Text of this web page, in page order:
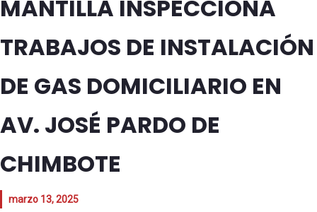
MANTILLA INSPECCIONA
TRABAJOS DE INSTALACIÓN
DE GAS DOMICILIARIO EN
AV. JOSÉ PARDO DE
CHIMBOTE
marzo 13, 2025